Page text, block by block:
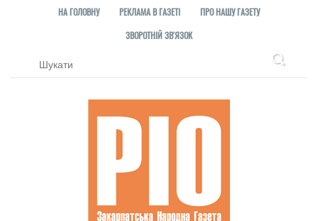
НА ГОЛОВНУ РЕКЛАМА В ГАЗЕТІ
ПРО НАШУ ГАЗЕТУ
ЗВОРОТНІЙ ЗВ'ЯЗОК